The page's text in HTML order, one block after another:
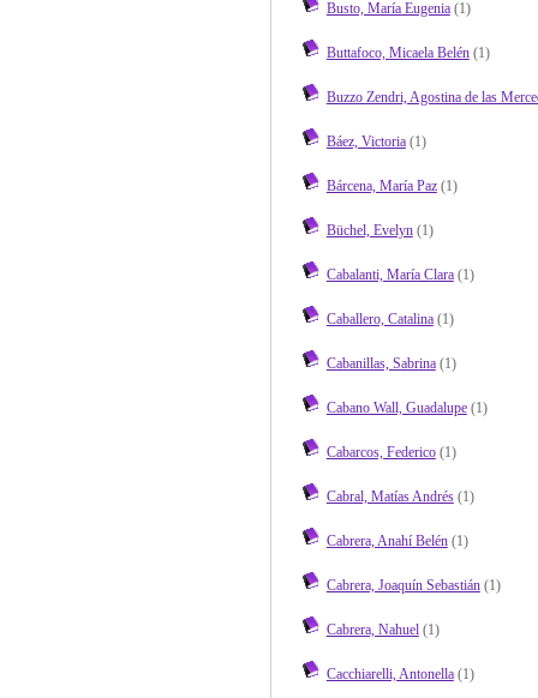
Busto, María Eugenia(1)
Buttafoco, Micaela Belén(1)
Buzzo Zendri, Agostina de las
Báez, Victoria(1)
Bárcena, María Paz(1)
Büchel, Evelyn(1)
Cabalanti, María Clara(1)
Caballero, Catalina(1)
Cabanillas, Sabrina(1)
Cabano Wall, Guadalupe(1)
Cabarcos, Federico(1)
Cabral, Matías Andrés(1)
Cabrera, Anahí Belén(1)
Cabrera, Joaquín Sebastián(1)
Cabrera, Nahuel(1)
Cacchiarelli, Antonella(1)